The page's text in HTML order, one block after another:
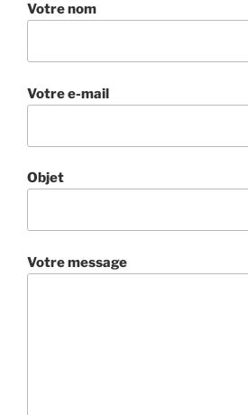
Votre nom
Votre e-mail
Objet
Votre message